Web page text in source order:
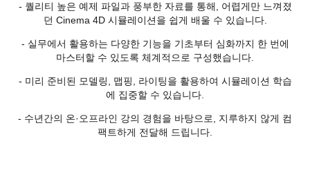
- 퀄리티 높은 예제 파일과 풍부한 자료를 통해, 어렵게만 느껴졌
던 Cinema 4D 시뮬레이션을 쉽게 배울 수 있습니다.
- 실무에서 활용하는 다양한 기능을 기초부터 심화까지 한 번에
마스터할 수 있도록 체계적으로 구성했습니다.
- 미리 준비된 모델링, 맵핑, 라이팅을 활용하여 시뮬레이션 학습
에 집중할 수 있습니다.
- 수년간의 온·오프라인 강의 경험을 바탕으로, 지루하지 않게 컴
팩트하게 전달해 드립니다.